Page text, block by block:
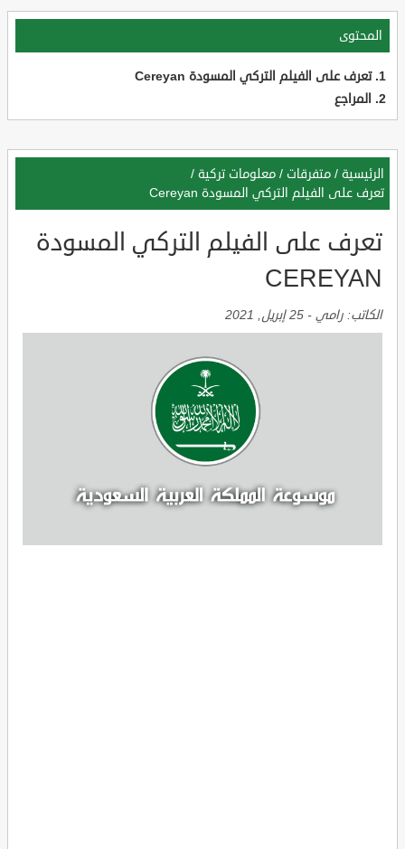
المحتوى
تعرف على الفيلم التركي المسودة Cereyan
المراجع
الرئيسية / متفرقات / معلومات تركية /
تعرف على الفيلم التركي المسودة Cereyan
تعرف على الفيلم التركي المسودة
CEREYAN
الكاتب: رامي - 25 إبريل, 2021